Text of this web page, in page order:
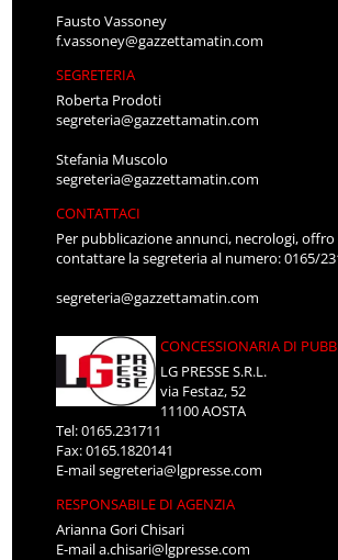
Fausto Vassoney
f.vassoney@gazzettamatin.com
SEGRETERIA
Roberta Prodoti
segreteria@gazzettamatin.com
Stefania Muscolo
segreteria@gazzettamatin.com
CONTATTACI
Per pubblicazione annunci, necrologi,
contattare la segreteria al numero: 0165/
segreteria@gazzettamatin.com
CONCESSIONARIA DI
LG PRESSE S.R.L.
via Festaz, 52
11100 AOSTA
Tel: 0165.231711
Fax: 0165.1820141
E-mailsegreteria@lgpresse.com
RESPONSABILE DI AGENZIA
Arianna Gori Chisari
E-maila.chisari@lgpresse.com